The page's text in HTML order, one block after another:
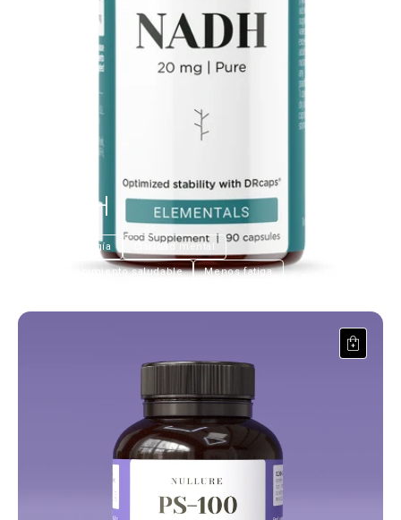
NADH
Más energía Claridad mental
Envejecimiento saludable Menos fatiga
PS-100